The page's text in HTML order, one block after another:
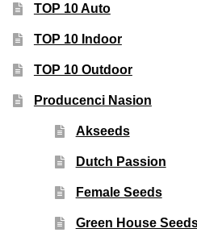
TOP 10 Auto
TOP 10 Indoor
TOP 10 Outdoor
Producenci Nasion
Akseeds
Dutch Passion
Female Seeds
Green House